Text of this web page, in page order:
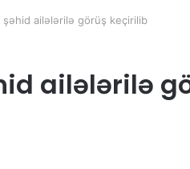
şəhid ailələrilə görüş keçirilib
ailələrilə